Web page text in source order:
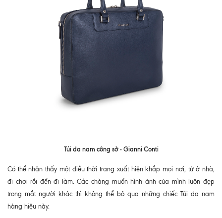
Túi da nam công sở - Gianni Conti
Có thể nhận thấy một điều thời trang xuất hiện khắp mọi nơi, từ ở nhà,
đi chơi rồi đến đi làm. Các chàng muốn hình ảnh của mình luôn đẹp
trong mắt người khác thì không thể bỏ qua những chiếc Túi da nam
hàng hiệu này.